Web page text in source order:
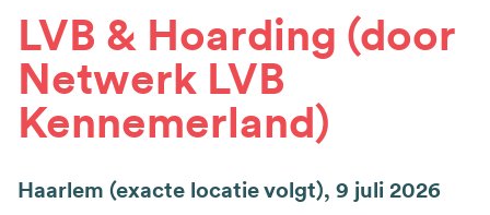
Hoofdnavigatie
Wat we doen
Regio's
Nieuws
Kruimelpad
LVB & Hoarding (door
Netwerk LVB
Kennemerland)
Haarlem (exacte locatie volgt), 9 juli 2026